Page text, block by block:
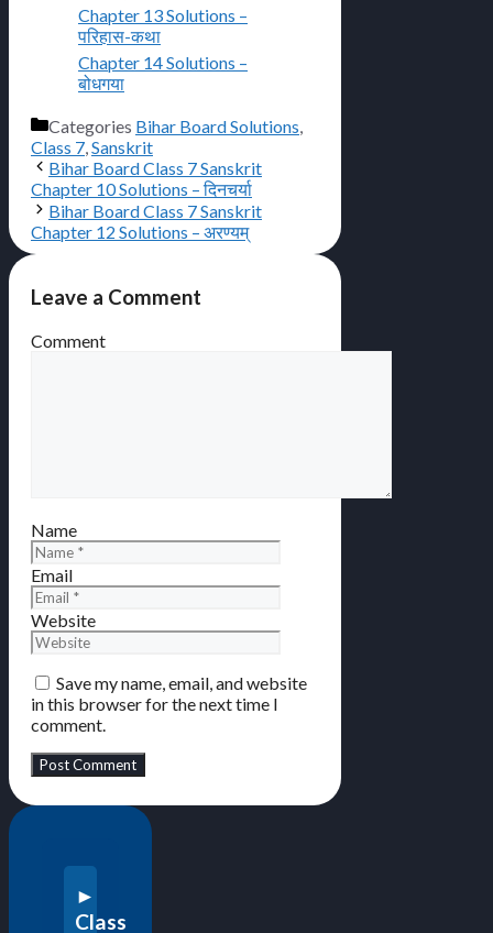
Chapter 13 Solutions –
परिहास-कथा
Chapter 14 Solutions –
बोधगया
Categories Bihar Board Solutions
Class 7 Sanskrit
Bihar Board Class 7 Sanskrit
Chapter 10 Solutions – दिनचर्या
Bihar Board Class 7 Sanskrit
Chapter 12 Solutions – अरण्यम्
Leave a Comment
Comment
Name
Email
Website
Save my name, email, and website
in this browser for the next time I
comment.
Class